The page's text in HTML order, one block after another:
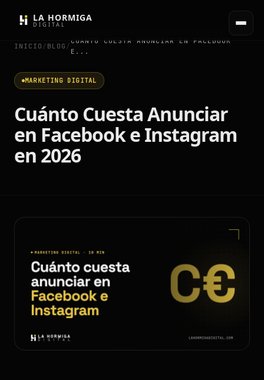
LA HORMIGA
DIGITAL
INICIO / BLOG /
CUÁNTO CUESTA ANUNCIAR EN FACEBOOK
E...
MARKETING DIGITAL
Cuánto Cuesta Anunciar
en Facebook e Instagram
en 2026